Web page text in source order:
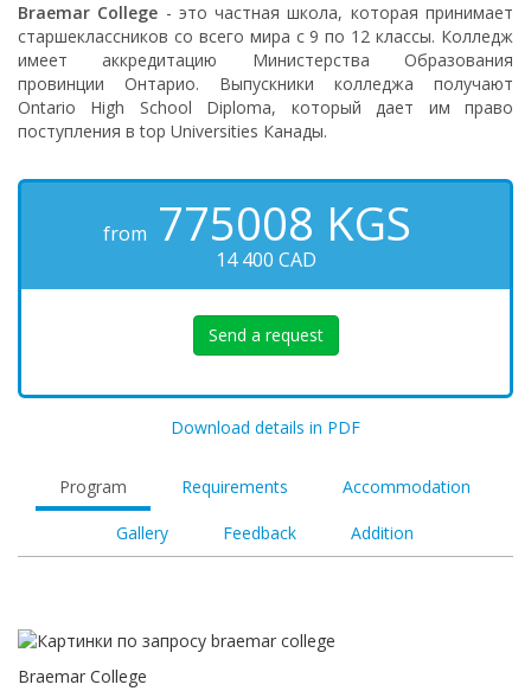
Braemar College - это частная школа, которая принимает
старшеклассников со всего мира с 9 по 12 классы. Колледж
имеет аккредитацию Министерства Образования
провинции Онтарио. Выпускники колледжа получают
Ontario High School Diploma, который дает им право
поступления в top Universities Канады.
from 775008 KGS
14 400 CAD
Send a request
Download details in PDF
Program Requirements Accommodation
Gallery Feedback Addition
Braemar College